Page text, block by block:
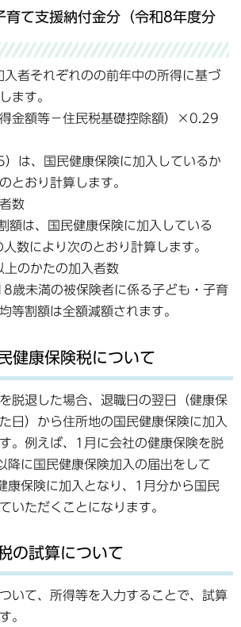
育て支援納付金分（令和8年度分
者それぞれのの前年中の所得に基づ
ます。
金額等－住民税基礎控除額）×0.29
は、国民健康保険に加入しているか
とおり計算します。
数
額は、国民健康保険に加入している
数により次のとおり計算します。
のかたの加入者数
歳未満の被保険者に係る子ども・子育
等割額は全額減額されます。
健康保険税について
脱退した場合、退職日の翌日（健康保
日）から住所地の国民健康保険に加入
。例えば、1月に会社の健康保険を脱
降に国民健康保険加入の届出をして
康保険に加入となり、1月分から国民
いただくことになります。
の試算について
いて、所得等を入力することで、試算
。